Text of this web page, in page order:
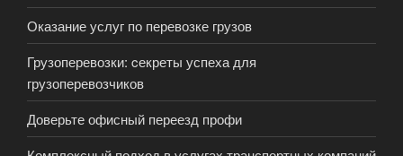
Оказание услуг по перевозке грузов
Грузоперевозки: cекреты успеха для
грузоперевозчиков
Доверьте офисный переезд профи